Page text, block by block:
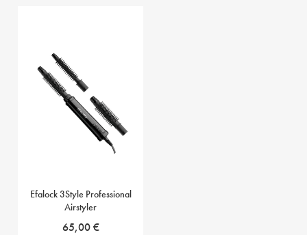
Efalock 3Style Professional
Airstyler
65,00€